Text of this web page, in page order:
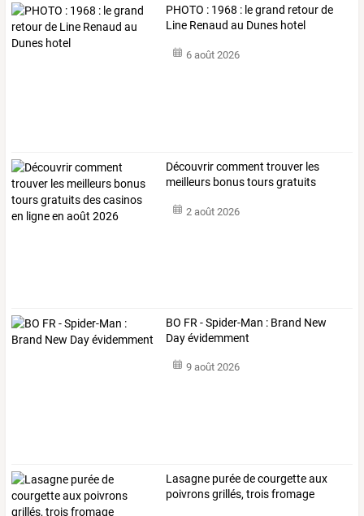
PHOTO : 1968 : le grand retour de
Line Renaud au Dunes hotel
6 août 2026
Découvrircomment trouver les
meilleurs bonustoursgratuits
2 août 2026
BO FR - Spider-Man : Brand New
Day évidemment
9 août 2026
Lasagne purée de courgette aux
poivrons grillés, trois fromage